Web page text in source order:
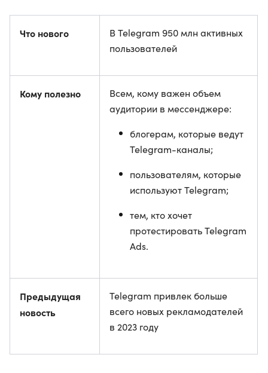
Что нового
В Telegram 950 млн активных
пользователей
Кому полезно
Всем, кому важен объем
аудитории в мессенджере:
блогерам, которые ведут
Telegram-каналы;
пользователям, которые
используют Telegram;
тем, кто хочет
протестировать Telegram
Ads.
Предыдущая
новость
Telegram привлек больше
всего новых рекламодателей
в 2023 году